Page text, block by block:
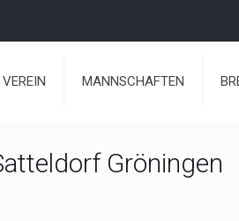
VEREIN MANNSCHAFTEN
Gröningen